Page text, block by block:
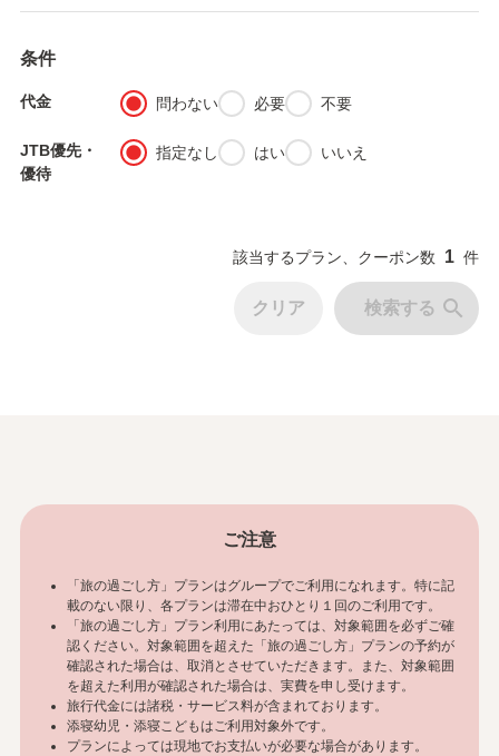
条件
代金 fiber_manual_record 問わないfiber_manual_record 必要fiber_manual_record 不要
JTB優先・
優待
fiber_manual_record 指定なし fiber_manual_record はいfiber_manual_record いいえ
該当するプラン、クーポン数 1 件
クリア 検索する search
ご注意
「旅の過ごし方」プランはグループでご利用になれます。特に記
載のない限り、各プランは滞在中おひとり１回のご利用です。
「旅の過ごし方」プラン利用にあたっては、対象範囲を必ずご確
認ください。対象範囲を超えた「旅の過ごし方」プランの予約が
確認された場合は、取消とさせていただきます。また、対象範囲
を超えた利用が確認された場合は、実費を申し受けます。
旅行代金には諸税・サービス料が含まれております。
添寝幼児・添寝こどもはご利用対象外です。
プランによっては現地でお支払いが必要な場合があります。